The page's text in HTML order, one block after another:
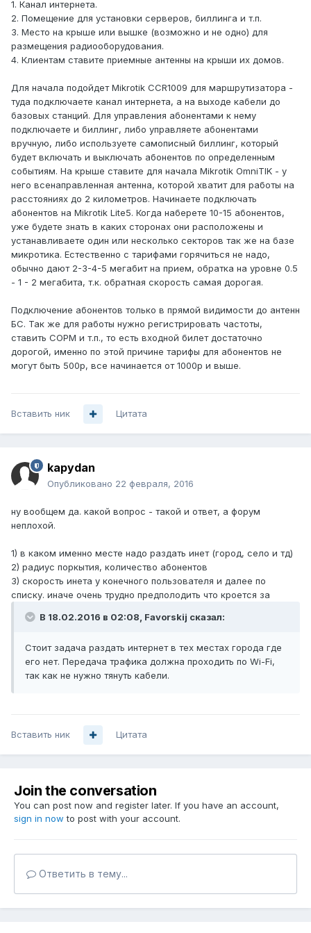
1. Канал интернета.
2. Помещение для установки серверов, биллинга и т.п.
3. Место на крыше или вышке (возможно и не одно) для
размещения радиооборудования.
4. Клиентам ставите приемные антенны на крыши их домов.
Для начала подойдет Mikrotik CCR1009 для маршрутизатора -
туда подключаете канал интернета, а на выходе кабели до
базовых станций. Для управления абонентами к нему
подключаете и биллинг, либо управляете абонентами
вручную, либо используете самописный биллинг, который
будет включать и выключать абонентов по определенным
событиям. На крыше ставите для начала Mikrotik OmniTIK - у
него всенаправленная антенна, которой хватит для работы на
расстояниях до 2 километров. Начинаете подключать
абонентов на Mikrotik Lite5. Когда наберете 10-15 абонентов,
уже будете знать в каких сторонах они расположены и
устанавливаете один или несколько секторов так же на базе
микротика. Естественно с тарифами горячиться не надо,
обычно дают 2-3-4-5 мегабит на прием, обратка на уровне 0.5
- 1 - 2 мегабита, т.к. обратная скорость самая дорогая.
Подключение абонентов только в прямой видимости до антенн
БС. Так же для работы нужно регистрировать частоты,
ставить СОРМ и т.п., то есть входной билет достаточно
дорогой, именно по этой причине тарифы для абонентов не
могут быть 500р, все начинается от 1000р и выше.
Вставить ник Цитата
kapydan
Опубликовано 22 февраля, 2016
ну вообщем да. какой вопрос - такой и ответ, а форум
неплохой.
1) в каком именно месте надо раздать инет (город, село и тд)
2) радиус поркытия, количество абонентов
3) скорость инета у конечного пользователя и далее по
списку. иначе очень трудно предполодить что кроется за
В 18.02.2016 в 02:08, Favorskij сказал:
Стоит задача раздать интернет в тех местах города где
его нет. Передача трафика должна проходить по Wi-Fi,
так как не нужно тянуть кабели.
Вставить ник Цитата
Join the conversation
You can post now and register later. If you have an account,
sign in now to post with your account.
Ответить в тему...